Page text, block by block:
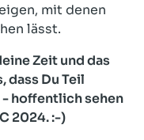
mit denen
lässt.
Zeit und das
dass Du Teil
hoffentlich sehen
2024. :-)